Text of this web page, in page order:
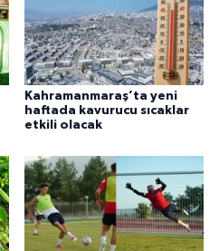
Kahramanmaraş’ta yeni
haftada kavurucu sıcaklar
etkili olacak